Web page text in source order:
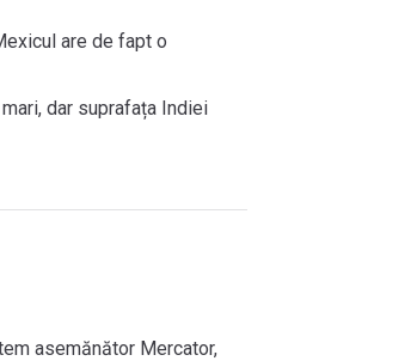
are de fapt o
dar suprafața Indiei
asemănător Mercator,